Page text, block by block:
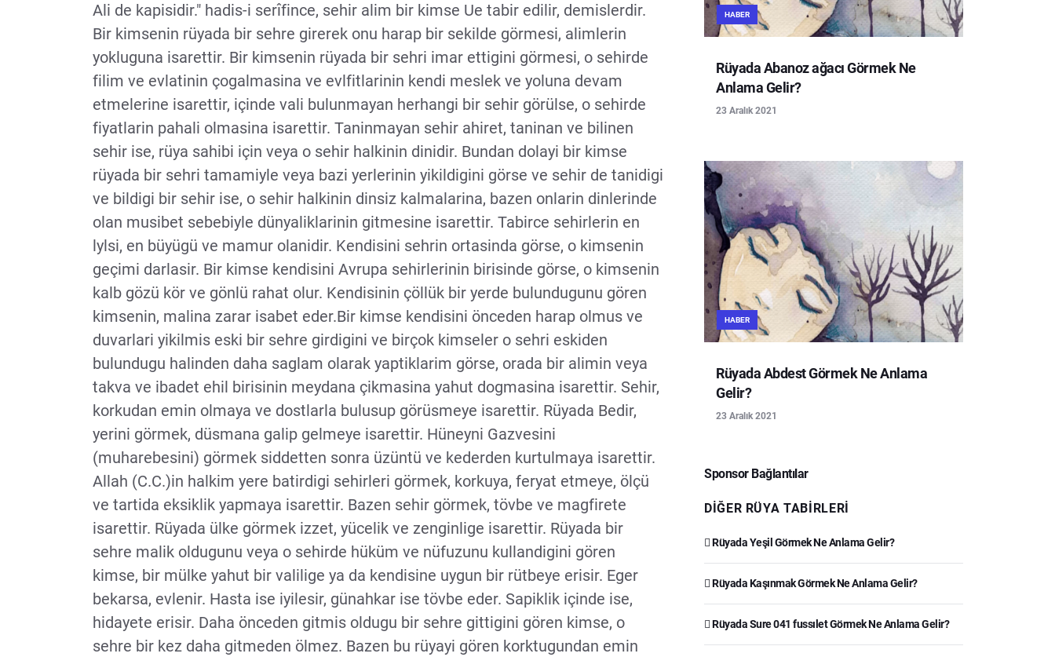
Ali de kapisidir." hadis-i serîfince, sehir alim bir kimse Ue tabir edilir, demislerdir.
Bir kimsenin rüyada bir sehre girerek onu harap bir sekilde görmesi, alimlerin
yokluguna isarettir. Bir kimsenin rüyada bir sehri imar ettigini görmesi, o sehirde
filim ve evlatinin çogalmasina ve evlfitlarinin kendi meslek ve yoluna devam
etmelerine isarettir, içinde vali bulunmayan herhangi bir sehir görülse, o sehirde
fiyatlarin pahali olmasina isarettir. Taninmayan sehir ahiret, taninan ve bilinen
sehir ise, rüya sahibi için veya o sehir halkinin dinidir. Bundan dolayi bir kimse
rüyada bir sehri tamamiyle veya bazi yerlerinin yikildigini görse ve sehir de tanidigi
ve bildigi bir sehir ise, o sehir halkinin dinsiz kalmalarina, bazen onlarin dinlerinde
olan musibet sebebiyle dünyaliklarinin gitmesine isarettir. Tabirce sehirlerin en
lylsi, en büyügü ve mamur olanidir. Kendisini sehrin ortasinda görse, o kimsenin
geçimi darlasir. Bir kimse kendisini Avrupa sehirlerinin birisinde görse, o kimsenin
kalb gözü kör ve gönlü rahat olur. Kendisinin çöllük bir yerde bulundugunu gören
kimsenin, malina zarar isabet eder.Bir kimse kendisini önceden harap olmus ve
duvarlari yikilmis eski bir sehre girdigini ve birçok kimseler o sehri eskiden
bulundugu halinden daha saglam olarak yaptiklarim görse, orada bir alimin veya
takva ve ibadet ehil birisinin meydana çikmasina yahut dogmasina isarettir. Sehir,
korkudan emin olmaya ve dostlarla bulusup görüsmeye isarettir. Rüyada Bedir,
yerini görmek, düsmana galip gelmeye isarettir. Hüneyni Gazvesini
(muharebesini) görmek siddetten sonra üzüntü ve kederden kurtulmaya isarettir.
Allah (C.C.)in halkim yere batirdigi sehirleri görmek, korkuya, feryat etmeye, ölçü
ve tartida eksiklik yapmaya isarettir. Bazen sehir görmek, tövbe ve magfirete
isarettir. Rüyada ülke görmek izzet, yücelik ve zenginlige isarettir. Rüyada bir
sehre malik oldugunu veya o sehirde hüküm ve nüfuzunu kullandigini gören
kimse, bir mülke yahut bir valilige ya da kendisine uygun bir rütbeye erisir. Eger
bekarsa, evlenir. Hasta ise iyilesir, günahkar ise tövbe eder. Sapiklik içinde ise,
hidayete erisir. Daha önceden gitmis oldugu bir sehre gittigini gören kimse, o
sehre bir kez daha gitmeden ölmez. Bazen bu rüyayi gören korktugundan emin
HABER
Rüyada Abanoz ağacı Görmek Ne
Anlama Gelir?
23 Aralık 2021
HABER
Rüyada Abdest Görmek Ne Anlama
Gelir?
23 Aralık 2021
Sponsor Bağlantılar
DIĞER RÜYA TABIRLERI
Rüyada Yeşil Görmek Ne Anlama Gelir?
Rüyada Kaşınmak Görmek Ne Anlama Gelir?
Rüyada Sure 041 fussılet Görmek Ne Anlama Gelir?